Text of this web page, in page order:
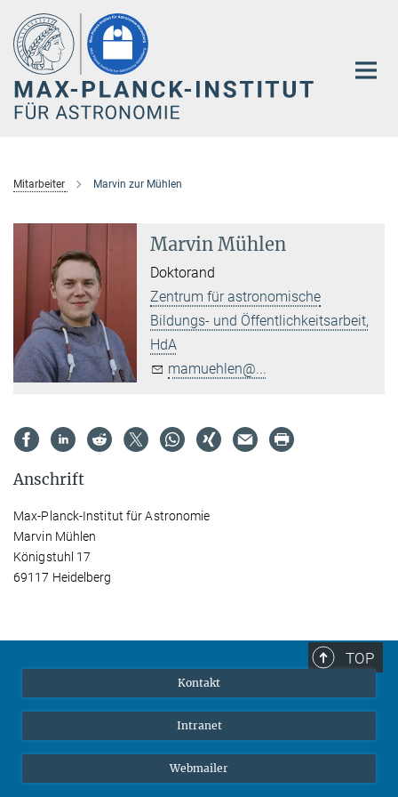
Hauptinhalt
Mitarbeiter Marvin zur Mühlen
Marvin Mühlen
Doktorand
Zentrum für astronomische
Bildungs- und Öffentlichkeitsarbeit,
HdA
mamuehlen@...
Anschrift
Max-Planck-Institut für Astronomie
Marvin Mühlen
Königstuhl 17
69117 Heidelberg
TOP
Kontakt
Intranet
Webmailer